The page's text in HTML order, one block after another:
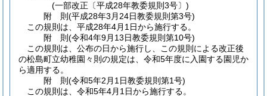
(一部改正〔平成28年教委規則3号〕)
附 則(平成28年3月24日教委規則第3号)
この規則は、平成28年4月1日から施行する。
附 則(令和4年9月13日教委規則第10号)
この規則は、公布の日から施行し、この規則による改正後
の松島町立幼稚園々則の規定は、令和5年度に入園する園児か
ら適用する。
附 則(令和5年2月1日教委規則第1号)
この規則は、令和5年4月1日から施行する。